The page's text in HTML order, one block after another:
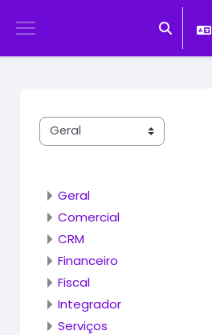
Alternar
Categorias de Cursos
Geral
Comercial
CRM
Financeiro
Fiscal
Integrador
Serviços